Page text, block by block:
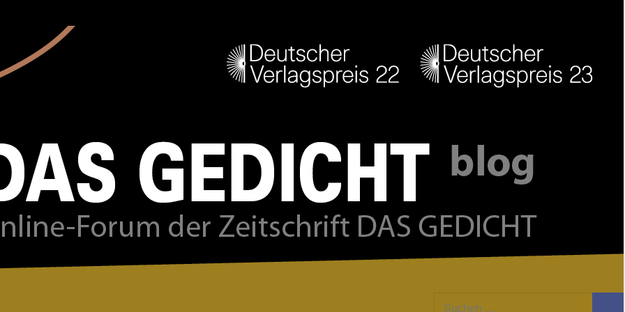
Suchen